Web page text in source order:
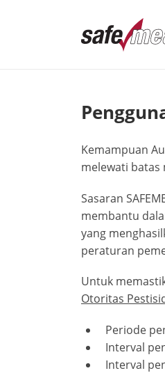
Kemampuan
melewati batas
Sasaran
membantu
yang
peraturan
Untuk
Otoritas
Periode
Interval
Interval